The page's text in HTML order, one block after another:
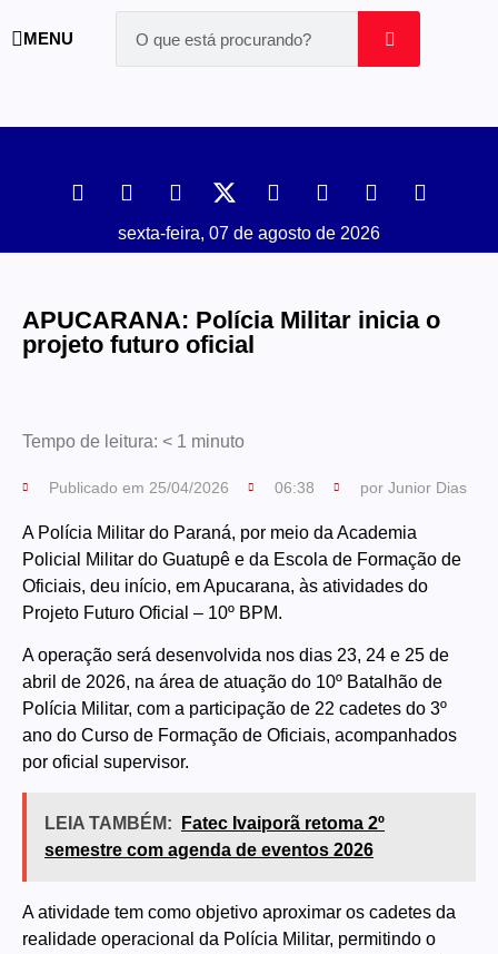
MENU
sexta-feira, 07 de agosto de 2026
APUCARANA: Polícia Militar inicia o
projeto futuro oficial
Tempo de leitura: < 1 minuto
Publicado em 25/04/2026 06:38 por Junior Dias
A Polícia Militar do Paraná, por meio da Academia
Policial Militar do Guatupê e da Escola de Formação de
Oficiais, deu início, em Apucarana, às atividades do
Projeto Futuro Oficial – 10º BPM.
A operação será desenvolvida nos dias 23, 24 e 25 de
abril de 2026, na área de atuação do 10º Batalhão de
Polícia Militar, com a participação de 22 cadetes do 3º
ano do Curso de Formação de Oficiais, acompanhados
por oficial supervisor.
LEIA TAMBÉM:
Fatec Ivaiporã retoma 2º
semestre com agenda de eventos 2026
A atividade tem como objetivo aproximar os cadetes da
realidade operacional da Polícia Militar, permitindo o